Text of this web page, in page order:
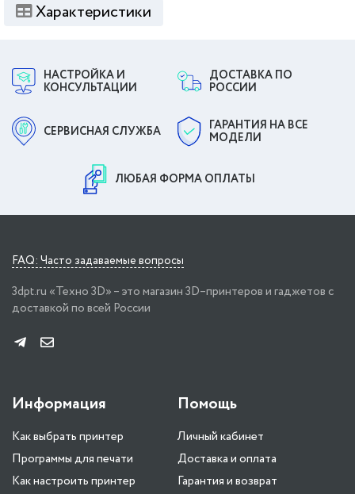
Характеристики
НАСТРОЙКА И
КОНСУЛЬТАЦИИ
ДОСТАВКА ПО
РОССИИ
СЕРВИСНАЯ СЛУЖБА
ГАРАНТИЯ НА ВСЕ
МОДЕЛИ
ЛЮБАЯ ФОРМА ОПЛАТЫ
FAQ: Часто задаваемые вопросы
3dpt.ru «Техно 3D» – это магазин 3D–принтеров и гаджетов с
доставкой по всей России
Информация
Как выбрать принтер
Программы для печати
Как настроить принтер
Помощь
Личный кабинет
Доставка и оплата
Гарантия и возврат